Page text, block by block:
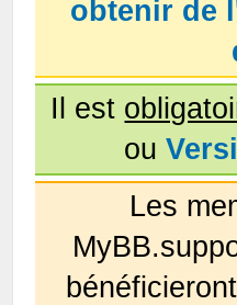
obtenir de
Il est
ou
Les